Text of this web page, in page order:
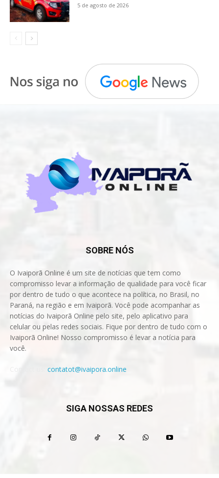
5 de agosto de 2026
SOBRE NÓS
O Ivaiporã Online é um site de notícias que tem como
compromisso levar a informação de qualidade para você ficar
por dentro de tudo o que acontece na política, no Brasil, no
Paraná, na região e em Ivaiporã. Você pode acompanhar as
notícias do Ivaiporã Online pelo site, pelo aplicativo para
celular ou pelas redes sociais. Fique por dentro de tudo com o
Ivaiporã Online! Nosso compromisso é levar a notícia para
você.
contatot@ivaipora.online
SIGA NOSSAS REDES